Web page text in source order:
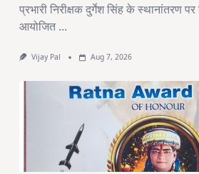
प्रभारी निरीक्षक दुर्गेश सिंह के स्थानांतरण पर
आयोजित ...
Vijay Pal Aug 7, 2026